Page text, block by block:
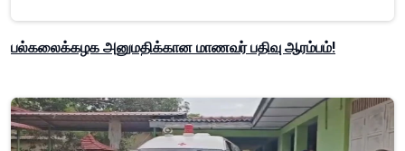
பல்கலைக்கழக அனுமதிக்கான மாணவர் பதிவு ஆரம்பம்!